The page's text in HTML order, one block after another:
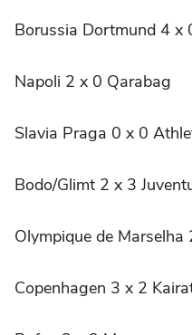
Borussia Dortmund 4 x
Napoli 2 x 0 Qarabag
Slavia Praga 0 x 0
Bodo/Glimt 2 x 3
Olympique de
Copenhagen 3 x 2